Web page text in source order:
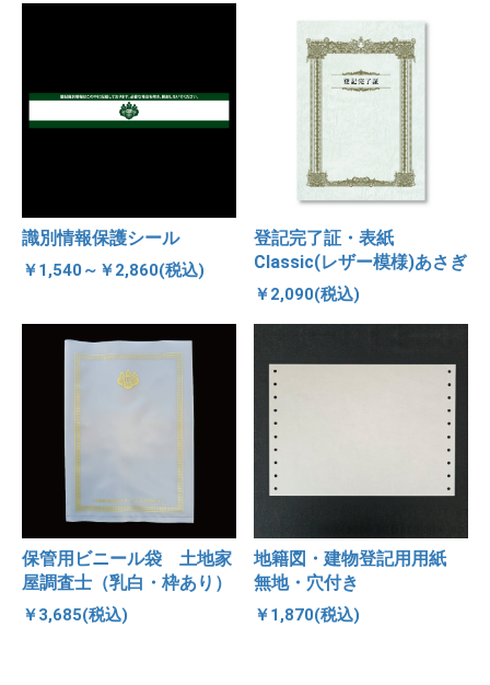
識別情報保護シール
￥1,540～￥2,860(税込)
登記完了証・表紙
Classic(レザー模様)あさぎ
￥2,090(税込)
保管用ビニール袋 土地家
屋調査士（乳白・枠あり）
￥3,685(税込)
地籍図・建物登記用用紙
無地・穴付き
￥1,870(税込)